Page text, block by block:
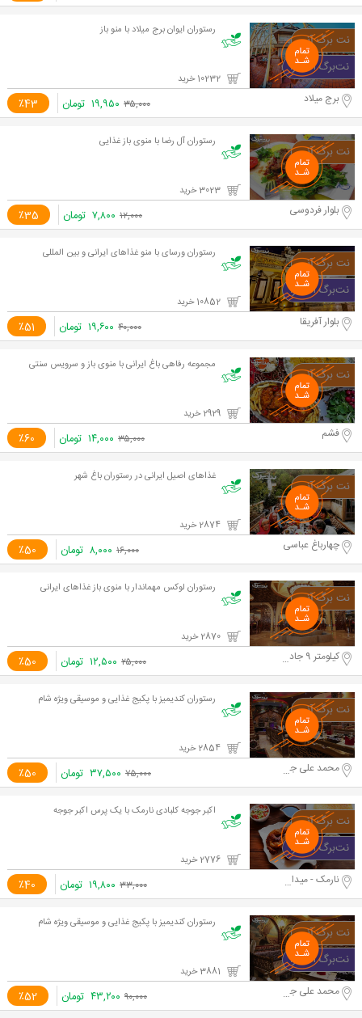
رستوران ایوان برج میلاد با منو باز
٪43 برج میلاد ۳۵,۰۰۰ ۱۹,۹۵۰ تومان
رستوران آل رضا با منوی باز غذایی
٪35 بلوار فردوسی ۱۲,۰۰۰ ۷,۸۰۰ تومان
رستوران ورسای با منو غذاهای ایرانی و بین المللی
٪51 بلوار آفریقا ۴۰,۰۰۰ ۱۹,۶۰۰ تومان
مجموعه رفاهی باغ ایرانی با منوی باز و سرویس سنتی
٪60 فشم ۳۵,۰۰۰ ۱۴,۰۰۰ تومان
غذاهای اصیل ایرانی در رستوران باغ شهر
٪50 چهارباغ عباسی ۱۶,۰۰۰ ۸,۰۰۰ تومان
رستوران لوکس مهماندار با منوی باز غذاهای ایرانی
٪50 کیلومتر 9 جاده مخصوص ۲۵,۰۰۰ ۱۲,۵۰۰ تومان
رستوران کندیمیز با پکیج غذایی و موسیقی ویژه شام
٪50 محمد علی جناح ۷۵,۰۰۰ ۳۷,۵۰۰ تومان
اکبر جوجه کلبادی نارمک با یک پرس اکبر جوجه
٪40 نارمک - میدان هفت حوض ۳۳,۰۰۰ ۱۹,۸۰۰ تومان
رستوران کندیمیز با پکیج غذایی و موسیقی ویژه شام
٪52 محمد علی جناح ۹۰,۰۰۰ ۴۳,۲۰۰ تومان